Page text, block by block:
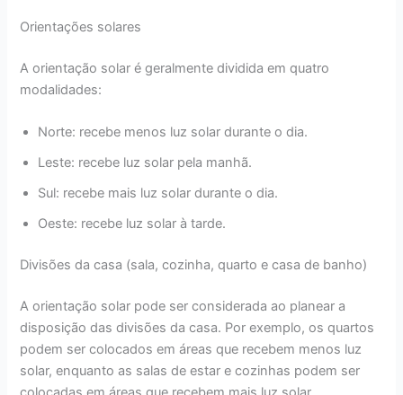
Orientações solares
A orientação solar é geralmente dividida em quatro
modalidades:
Norte: recebe menos luz solar durante o dia.
Leste: recebe luz solar pela manhã.
Sul: recebe mais luz solar durante o dia.
Oeste: recebe luz solar à tarde.
Divisões da casa (sala, cozinha, quarto e casa de banho)
A orientação solar pode ser considerada ao planear a
disposição das divisões da casa. Por exemplo, os quartos
podem ser colocados em áreas que recebem menos luz
solar, enquanto as salas de estar e cozinhas podem ser